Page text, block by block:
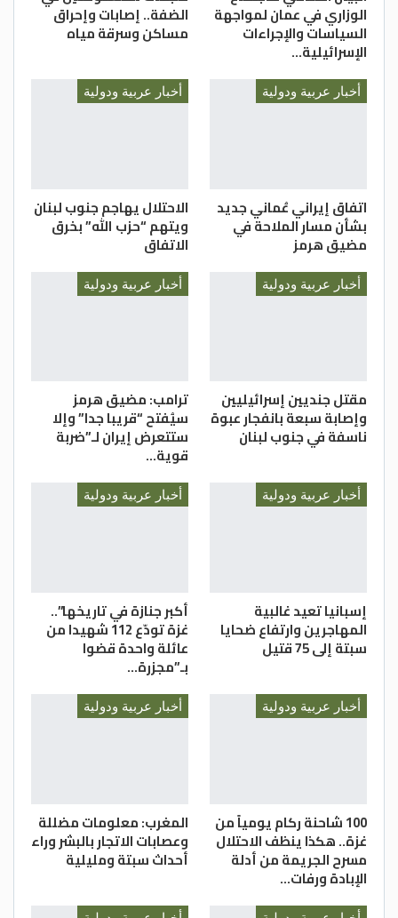
الوزاري في عمان لمواجهة
السياسات والإجراءات
الإسرائيلية…
الضفة.. إصابات وإحراق
مساكن وسرقة مياه
أخبار عربية ودولية
اتفاق إيراني عُماني جديد
بشأن مسار الملاحة في
مضيق هرمز
أخبار عربية ودولية
الاحتلال يهاجم جنوب لبنان
ويتهم “حزب الله” بخرق
الاتفاق
أخبار عربية ودولية
مقتل جنديين إسرائيليين
وإصابة سبعة بانفجار عبوة
ناسفة في جنوب لبنان
أخبار عربية ودولية
ترامب: مضيق هرمز
سيُفتح “قريبا جدا” وإلا
ستتعرض إيران لـ”ضربة
قوية…
أخبار عربية ودولية
إسبانيا تعيد غالبية
المهاجرين وارتفاع ضحايا
سبتة إلى 75 قتيل
أخبار عربية ودولية
أكبر جنازة في تاريخها”..
غزة تودّع 112 شهيدا من
عائلة واحدة قضوا
بـ”مجزرة…
أخبار عربية ودولية
100 شاحنة ركام يومياً من
غزة.. هكذا ينظف الاحتلال
مسرح الجريمة من أدلة
الإبادة ورفات…
أخبار عربية ودولية
المغرب: معلومات مضللة
وعصابات الاتجار بالبشر وراء
أحداث سبتة ومليلية